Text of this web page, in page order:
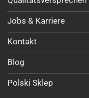
Jobs & Karriere
Kontakt
Blog
Polski Sklep